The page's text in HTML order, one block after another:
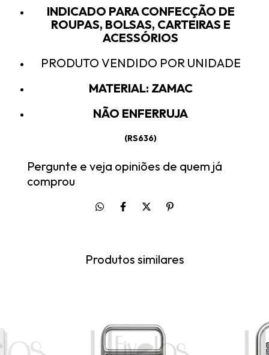
INDICADO PARA CONFECÇÃO DE
ROUPAS, BOLSAS, CARTEIRAS E
ACESSÓRIOS
PRODUTO VENDIDO POR UNIDADE
MATERIAL: ZAMAC
NÃO ENFERRUJA
(RS636)
Pergunte e veja opiniões de quem já
comprou
Produtos similares